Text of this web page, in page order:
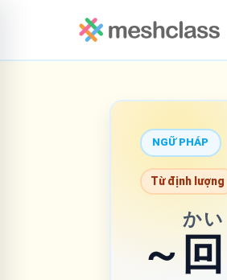
NGỮ PHÁP
Từ định lượng
～ 回
かい